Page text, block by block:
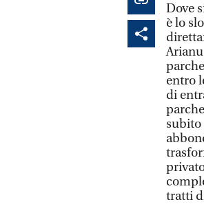
Dove
è lo
entro
di
subito
tratti